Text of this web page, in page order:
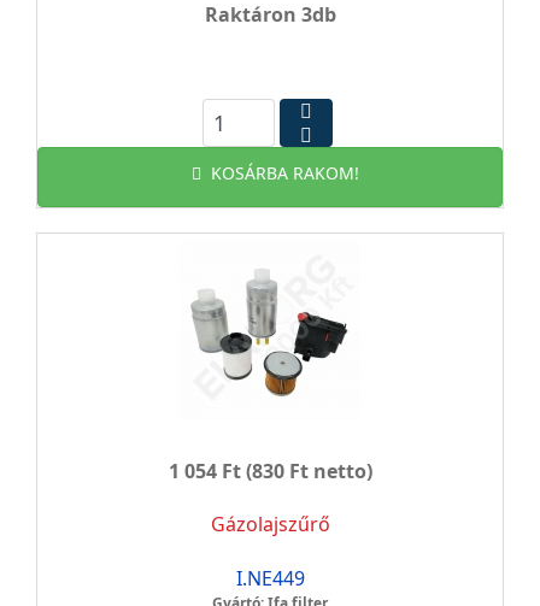
Raktáron 3db
KOSÁRBA RAKOM!
1 054 Ft(830 Ft netto)
Gázolajszűrő
I.NE449